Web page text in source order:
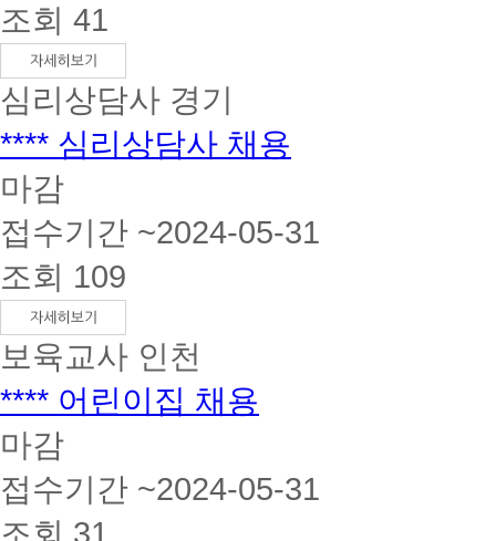
조회 41
심리상담사 경기
**** 심리상담사 채용
마감
접수기간 ~2024-05-31
조회 109
보육교사 인천
**** 어린이집 채용
마감
접수기간 ~2024-05-31
조회 31